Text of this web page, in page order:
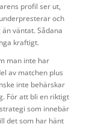
profil ser ut,
och
väntat. Sådana
kraftigt.
man inte har
av matchen plus
inte behärskar
För att bli en riktigt
som innebär
det som har hänt